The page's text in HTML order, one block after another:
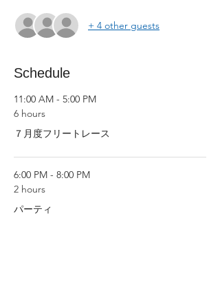
+ 4 other guests
Schedule
11:00 AM - 5:00 PM
6 hours
７月度フリートレース
6:00 PM - 8:00 PM
2 hours
パーティ